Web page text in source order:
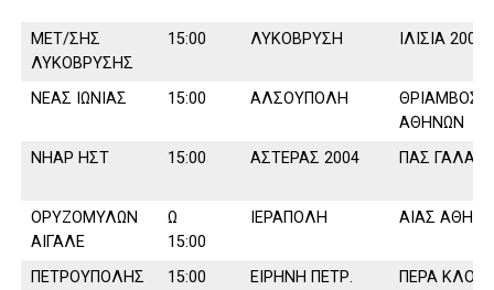
ΜΕΤ/ΣΗΣ
ΛΥΚΟΒΡΥΣΗΣ
15:00 ΛΥΚΟΒΡΥΣΗ ΙΛΙΣΙΑ 2004
ΝΕΑΣ ΙΩΝΙΑΣ 15:00 ΑΛΣΟΥΠΟΛΗ
ΘΡΙΑΜΒΟΣ
ΑΘΗΝΩΝ
ΝΗΑΡ ΗΣΤ
15:00 ΑΣΤΕΡΑΣ 2004 ΠΑΣ
ΟΡΥΖΟΜΥΛΩΝ
ΑΙΓΑΛΕ
Ω
15:00
ΙΕΡΑΠΟΛΗ ΑΙΑΣ
ΠΕΤΡΟΥΠΟΛΗΣ
15:00 ΕΙΡΗΝΗ ΠΕΤΡ. ΠΕΡΑ